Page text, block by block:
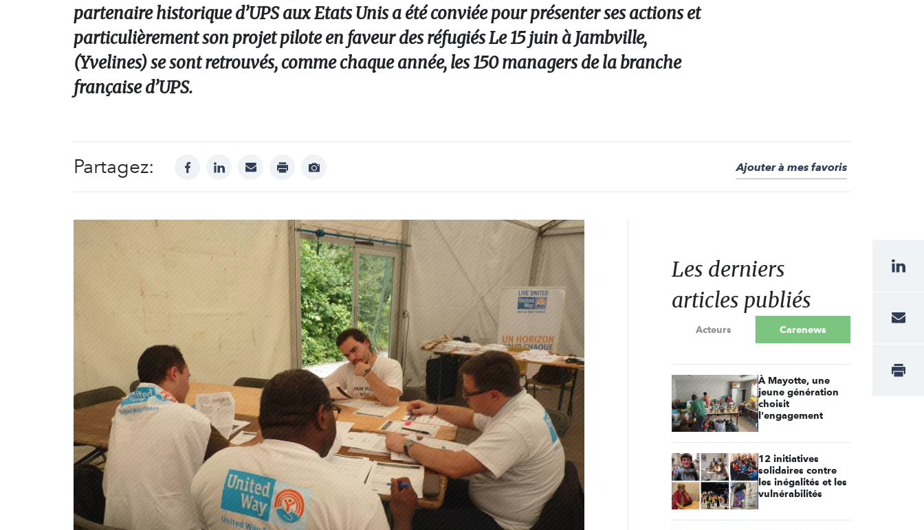
partenaire historique d’UPS aux Etats Unis a été conviée pour présenter ses actions et
particulièrement son projet pilote en faveur des réfugiés Le 15 juin à Jambville,
(Yvelines) se sont retrouvés, comme chaque année, les 150 managers de la branche
française d’UPS.
Partagez: facebooklinkedinmail print
Afficher
Ajouter à mes favoris
Les derniers
articles publiés
Acteurs Carenews
À Mayotte, une
jeune génération
choisit
l'engagement
12 initiatives
solidaires contre
les inégalités et les
vulnérabilités